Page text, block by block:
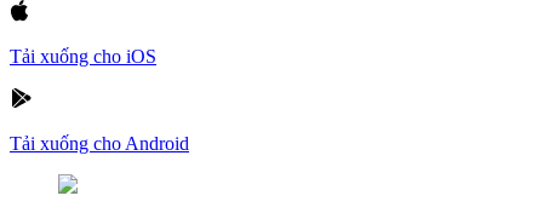
Tải xuống cho iOS
Tải xuống cho Android